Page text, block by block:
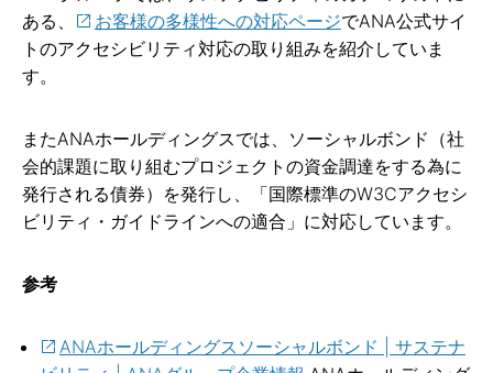
ある、
お客様の多様性への対応ページでANA公式サイ
トのアクセシビリティ対応の取り組みを紹介していま
す。
またANAホールディングスでは、ソーシャルボンド（社
会的課題に取り組むプロジェクトの資金調達をする為に
発行される債券）を発行し、「国際標準のW3Cアクセシ
ビリティ・ガイドラインへの適合」に対応しています。
参考
ANAホールディングスソーシャルボンド | サステナ